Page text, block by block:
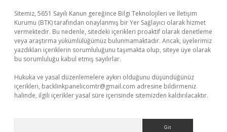
Sitemiz, 5651 Sayılı Kanun gereğince Bilgi Teknolojileri ve İletişim
Kurumu (BTK) tarafından onaylanmış bir Yer Sağlayıcı olarak hizmet
vermektedir. Bu nedenle, sitedeki içerikleri proaktif olarak denetleme
veya araştırma yükümlülüğümüz bulunmamaktadır. Ancak, üyelerimiz
yazdıkları içeriklerin sorumluluğunu taşımakta olup, siteye üye olarak
bu sorumluluğu kabul etmiş sayılırlar.
Hukuka ve yasal düzenlemelere aykırı olduğunu düşündüğünüz
içerikleri, backlinkpanelicomtr@gmail.com adresine bildirmeniz
halinde, ilgili içerikler yasal süre içerisinde sitemizden kaldırılacaktır.